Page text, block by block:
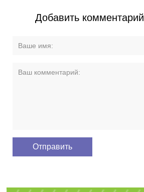
Добавить комментарий